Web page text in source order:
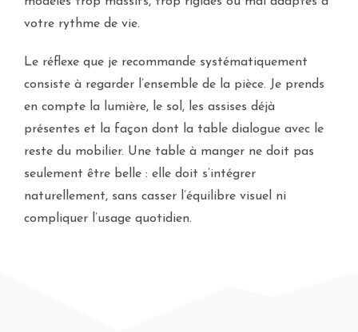
votre rythme de vie.
Le réflexe que je recommande systématiquement
consiste à regarder l’ensemble de la pièce. Je prends
en compte la lumière, le sol, les assises déjà
présentes et la façon dont la table dialogue avec le
reste du mobilier. Une table à manger ne doit pas
seulement être belle : elle doit s’intégrer
naturellement, sans casser l’équilibre visuel ni
compliquer l’usage quotidien.